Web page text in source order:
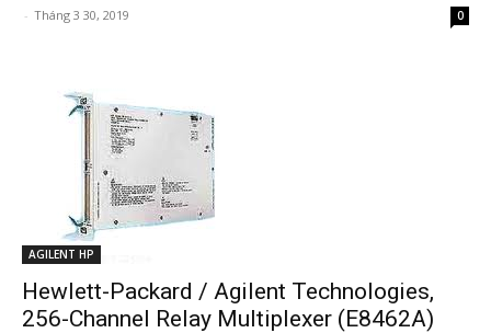
- Tháng 3 30, 2019 0
AGILENT HP
Hewlett-Packard / Agilent Technologies,
256-Channel Relay Multiplexer (E8462A)